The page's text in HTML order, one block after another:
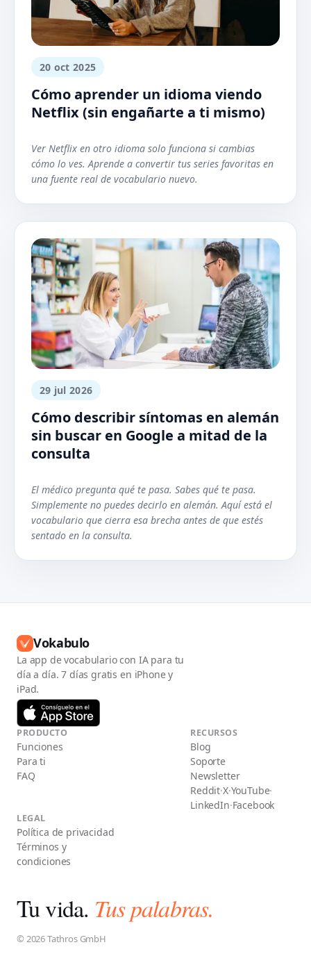
20 oct 2025
Cómo aprender un idioma viendo
Netflix (sin engañarte a ti mismo)
Ver Netflix en otro idioma solo funciona si cambias
cómo lo ves. Aprende a convertir tus series favoritas en
una fuente real de vocabulario nuevo.
29 jul 2026
Cómo describir síntomas en alemán
sin buscar en Google a mitad de la
consulta
El médico pregunta qué te pasa. Sabes qué te pasa.
Simplemente no puedes decirlo en alemán. Aquí está el
vocabulario que cierra esa brecha antes de que estés
sentado en la consulta.
Vokabulo
La app de vocabulario con IA para tu
día a día. 7 días gratis en iPhone y
iPad.
PRODUCTO
Funciones
Para ti
FAQ
RECURSOS
Blog
Soporte
Newsletter
Reddit·X·YouTube·
LinkedIn·Facebook
LEGAL
Política de privacidad
Términos y
condiciones
Tu vida. Tus palabras.
© 2026 Tathros GmbH